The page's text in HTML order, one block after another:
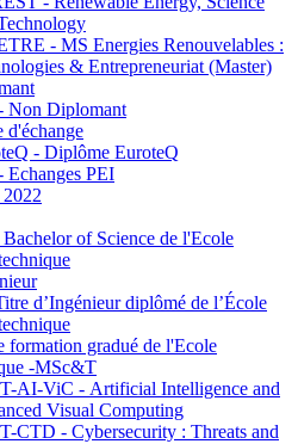
- MS Energies Renouvelables :
& Entrepreneuriat (Master)
Non Diplomant
d'échange
- Diplôme EuroteQ
Echanges PEI
of Science de l'Ecole
d’Ingénieur diplômé de l’École
formation gradué de l'Ecole
-MSc&T
AI-ViC - Artificial Intelligence and
Visual Computing
CTD - Cybersecurity : Threats and